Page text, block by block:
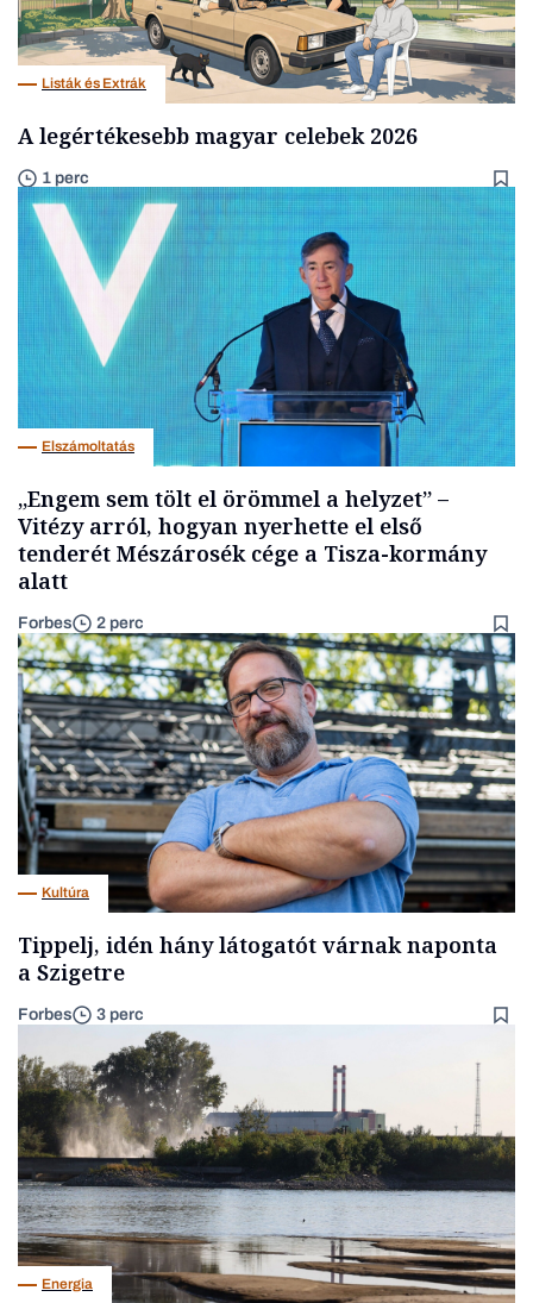
Listák és Extrák
A legértékesebb magyar celebek 2026
1 perc
Elszámoltatás
„Engem sem tölt el örömmel a helyzet” –
Vitézy arról, hogyan nyerhette el első
tenderét Mészárosék cége a Tisza-kormány
alatt
Forbes 2 perc
Kultúra
Tippelj, idén hány látogatót várnak naponta
a Szigetre
Forbes 3 perc
Energia